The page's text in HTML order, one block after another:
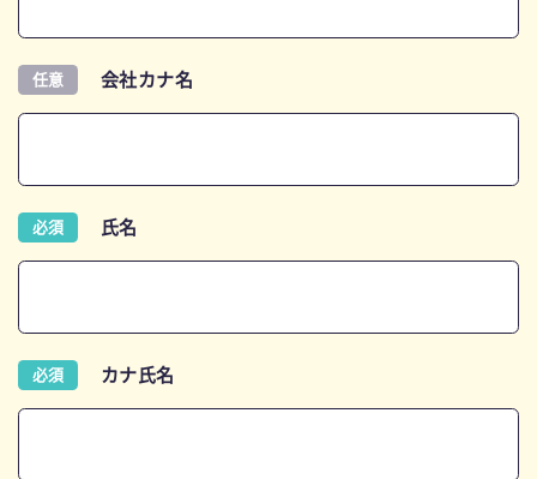
任意 会社カナ名
必須 氏名
必須 カナ氏名